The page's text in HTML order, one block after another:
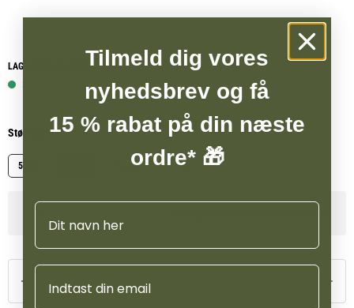
Nordic Hyben (hele) er velegnet til heste i træning, til avlsheste
og ældre heste, men kan med fordel anvendes til alle heste som
en naturlig kilde til ekstra C-vitamin og som et sundt supplement i
den daglige fodring. Nordic Hyben (hele) er dermed et enkelt og
rent valg, der understøtter hestens generelle sundhed og vitalitet.
LAGERSTATUS WEBSHOP
3 på lager
Størrelse
500g 2 kg RF 5 kg
Tilmeld dig vores
nyhedsbrev og få
15 % rabat på din næste
ordre* 🎁
Navn
Email